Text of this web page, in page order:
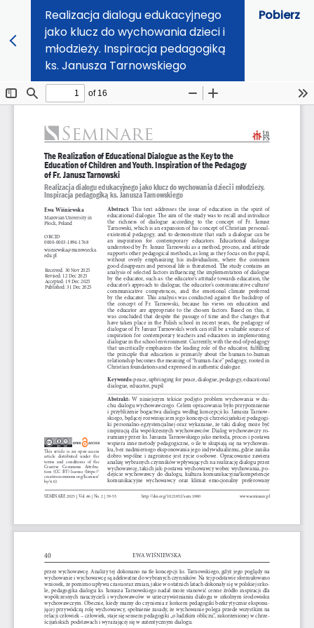
Realizacja dialogu edukacyjnego
jako klucz do wychowania dzieci i
młodzieży. Inspiracja pedagogiką
ks. Janusza Tarnowskiego
Pobierz